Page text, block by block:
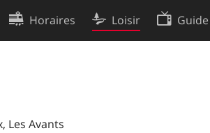
Horaires Loisir
Les Avants